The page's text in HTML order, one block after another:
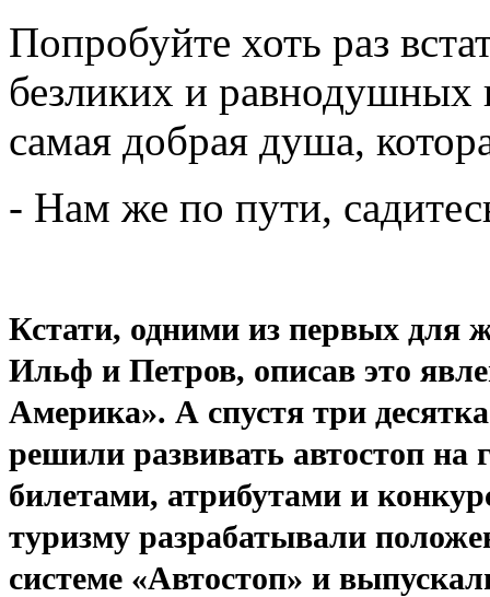
Попробуйте хоть раз
безликих и равнодушных
самая добрая душа,
- Нам же по пути,
Кстати, одними из первых для
Ильф и Петров, описав это
Америка». А спустя три
решили развивать автостоп на
билетами, атрибутами и
туризму разрабатывали
системе «Автостоп» и